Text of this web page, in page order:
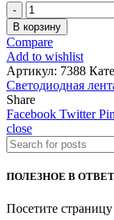
Количество
товара
Угловой
коннектор
для
одноцветной/
РГБ
ленты
В корзину
Compare
Add to wishlist
Артикул: 7388
Светодиодная
Share
Facebook Twitter
close
ПОЛЕЗНОЕ В
Посетите страницу